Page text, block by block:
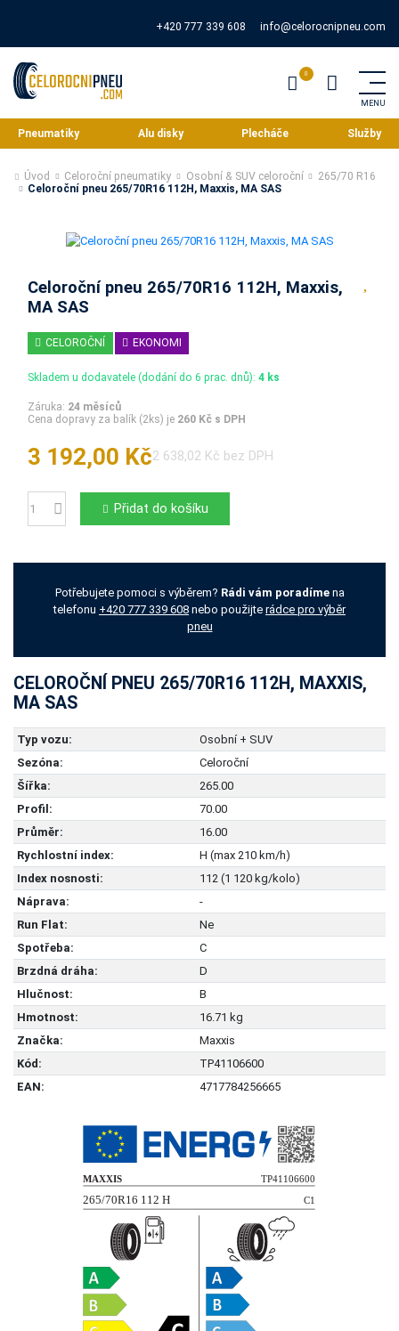
+420 777 339 608 info@celorocnipneu.com
Pneumatiky Alu disky Plecháče Služby
Úvod Celoroční pneumatiky Osobní & SUV celoroční
265/70 R16
Celoroční pneu 265/70R16 112H, Maxxis, MA SAS
Celoroční pneu 265/70R16 112H, Maxxis,
MA SAS
CELOROČNÍ EKONOMI
Skladem u dodavatele (dodání do 6 prac. dnů):4 ks
Záruka: 24 měsíců
Cena dopravy za balík (2ks) je 260 Kč s DPH
3 192,00 Kč2 638,02 Kč bez DPH
Počet Přidat do košíku
Potřebujete pomoci s výběrem? Rádi vám poradímena
telefonu +420 777 339 608 nebo použijte rádce pro výběr
pneu
CELOROČNÍ PNEU 265/70R16 112H, MAXXIS,
MA SAS
Typ vozu:
Osobní + SUV
Sezóna:
Celoroční
Šířka:
265.00
Profil:
70.00
Průměr:
16.00
Rychlostní index:
H (max 210 km/h)
Index nosnosti:
112 (1 120 kg/kolo)
Náprava:
-
Run Flat:
Ne
Spotřeba:
C
Brzdná dráha:
D
Hlučnost:
B
Hmotnost:
16.71 kg
Značka:
Maxxis
Kód:
TP41106600
EAN:
4717784256665